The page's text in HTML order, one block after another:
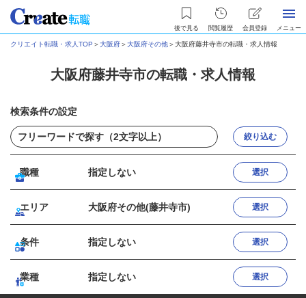
後で見る 閲覧履歴 会員登録 メニュー
クリエイト転職・求人TOP ＞大阪府＞大阪府その他＞大阪府藤井寺市の転職・求人情報
大阪府藤井寺市の転職・求人情報
検索条件の設定
絞り込む
職種 指定しない 選択
エリア 大阪府その他(藤井寺市) 選択
条件 指定しない 選択
業種 指定しない 選択